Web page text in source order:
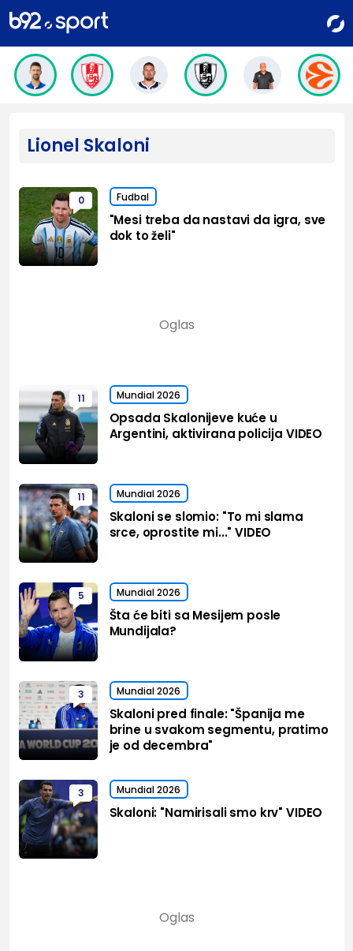
Lionel Skaloni
0 Fudbal
"Mesi treba da nastavi da igra, sve
dok to želi"
11 Mundial 2026
Opsada Skalonijeve kuće u
Argentini, aktivirana policija VIDEO
11 Mundial 2026
Skaloni se slomio: "To mi slama
srce, oprostite mi..." VIDEO
5 Mundial 2026
Šta će biti sa Mesijem posle
Mundijala?
3 Mundial 2026
Skaloni pred finale: "Španija me
brine u svakom segmentu, pratimo
je od decembra"
3 Mundial 2026
Skaloni: "Namirisali smo krv" VIDEO